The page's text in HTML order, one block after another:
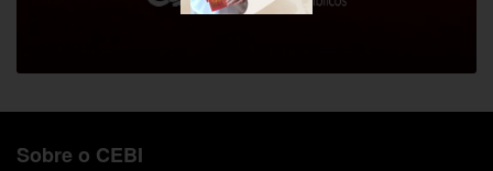
Sobre o CEBI